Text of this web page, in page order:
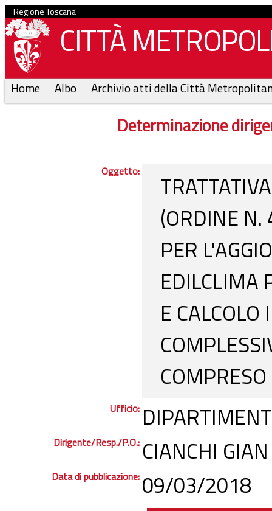
Regione Toscana
CITTÀ
Home Albo Archivio atti della Città
Determinazione
Oggetto:
(ORDINE
PER
EDILCLIMA
E
Ufficio:
Dirigente/Resp./P.O.: CIANCHI
Data di pubblicazione: 09/03/2018